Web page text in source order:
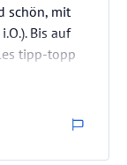
schön, mit
Bis auf
tipp-topp
isst man
Preise!)
(10
ein